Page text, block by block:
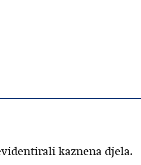
kaznena djela.